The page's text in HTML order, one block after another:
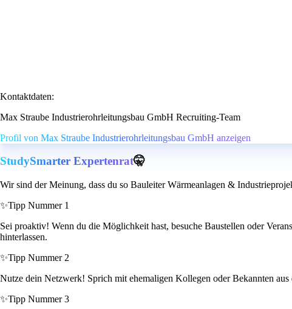
Kontaktdaten:
Max Straube Industrierohrleitungsbau GmbH Recruiting-Team
Profil von Max Straube Industrierohrleitungsbau GmbH anzeigen
StudySmarter Expertenrat🤫
Wir sind der Meinung, dass du so Bauleiter Wärmeanlagen &
✨Tipp Nummer 1
Sei proaktiv! Wenn du die Möglichkeit hast, besuche Baustellen oder
hinterlassen.
✨Tipp Nummer 2
Nutze dein Netzwerk! Sprich mit ehemaligen Kollegen oder Bekannten
✨Tipp Nummer 3